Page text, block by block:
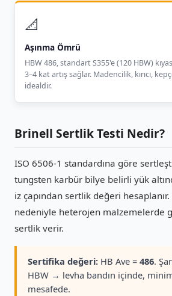
📐
Aşınma Ömrü
HBW 486, standart S355'e (120 HBW)
3–4 kat artış sağlar. Madencilik, kırıcı,
idealdir.
Brinell Sertlik Testi Nedir?
ISO 6506-1 standardına göre
tungsten karbür bilye belirli yük
iz çapından sertlik değeri hesaplanır.
nedeniyle heterojen malzemelerde
sertlik verir.
Sertifika değeri: HB Ave = 486.
HBW → levha bandın içinde,
mesafede.